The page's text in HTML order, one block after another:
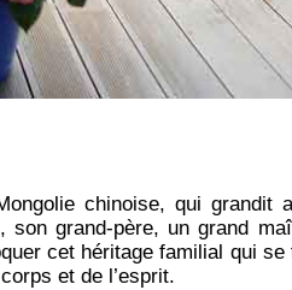
chinoise, qui grandit
grand-père, un grand
cet héritage familial qui
et de l’esprit.